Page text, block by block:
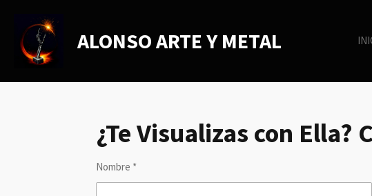
contenido
principal
ALONSO ARTE Y METAL
¿Te Visualizas con
Nombre *